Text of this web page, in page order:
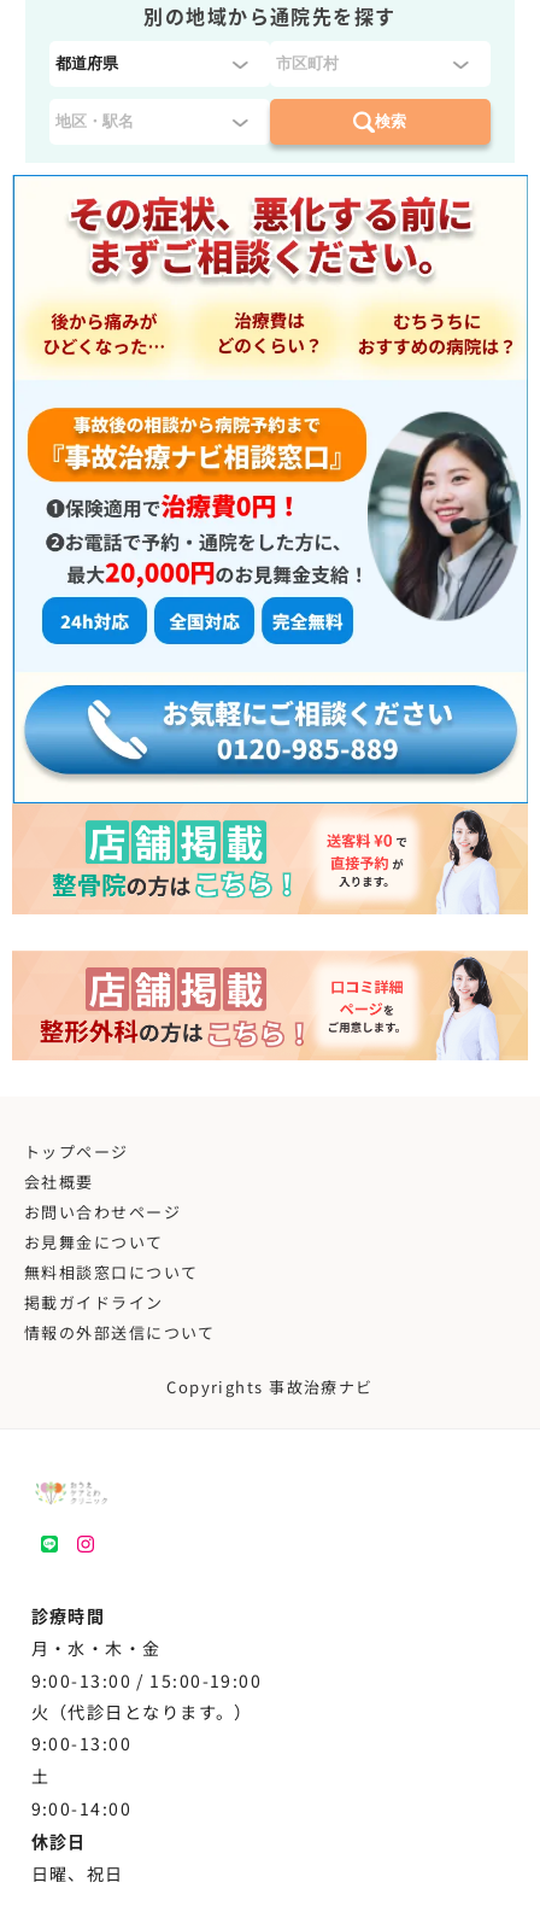
別の地域から通院先を探す
都
県
を
選
択
：
検索
トップページ
会社概要
お問い合わせページ
お見舞金について
無料相談窓口について
掲載ガイドライン
情報の外部送信について
Copyrights 事故治療ナビ
LINEinstagram
診療時間
月・水・木・金
9:00-13:00 / 15:00-19:00
火（代診日となります。）
9:00-13:00
土
9:00-14:00
休診日
日曜、祝日